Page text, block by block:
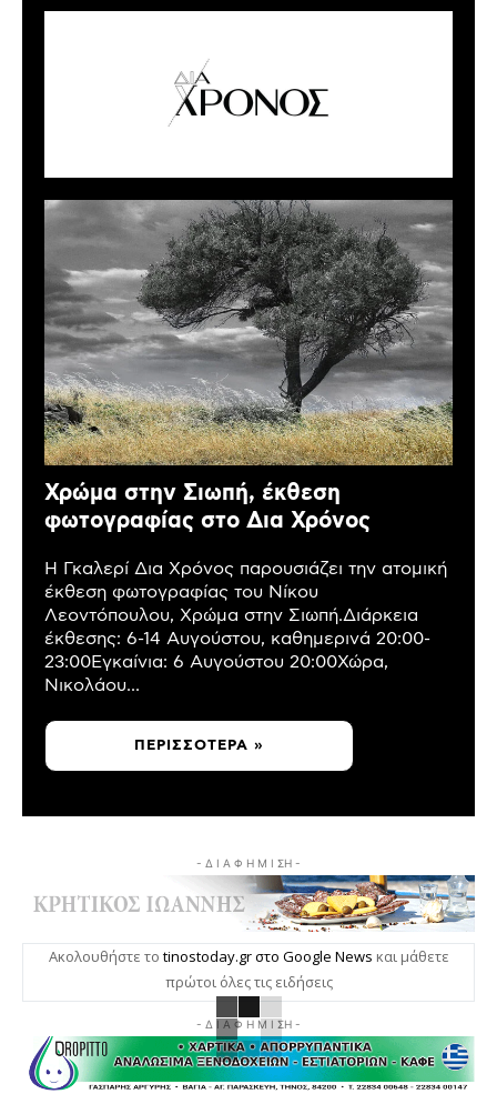
Χρώμα στην Σιωπή, έκθεση
φωτογραφίας στο Δια Χρόνος
Η Γκαλερί Δια Χρόνος παρουσιάζει την ατομική
έκθεση φωτογραφίας του Νίκου
Λεοντόπουλου, Χρώμα στην Σιωπή.Διάρκεια
έκθεσης: 6-14 Αυγούστου, καθημερινά 20:00-
23:00Εγκαίνια: 6 Αυγούστου 20:00Χώρα,
Νικολάου...
ΠΕΡΙΣΣΌΤΕΡΑ »
- Δ Ι Α Φ Η Μ Ι ΣΗ -
Ακολουθήστε το tinostoday.gr στο Google News και μάθετε
πρώτοι όλες τις ειδήσεις
- Δ Ι Α Φ Η Μ Ι ΣΗ -